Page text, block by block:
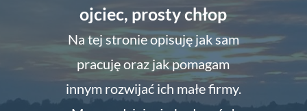
ojciec, prosty chłop
Na tej stronie opisuję jak sam
pracuję oraz jak pomagam
innym rozwijać ich małe firmy.